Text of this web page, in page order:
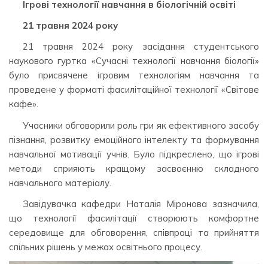
Ігрові технології навчання в біологічній освіті
21 травня 2024 року
21 травня 2024 року засідання студентського
наукового гуртка «Сучасні технології навчання біології»
було присвячене ігровим технологіям навчання та
проведене у форматі фасилітаційної технології «Світове
кафе».
Учасники обговорили роль гри як ефективного засобу
пізнання, розвитку емоційного інтелекту та формування
навчальної мотивації учнів. Було підкреслено, що ігрові
методи сприяють кращому засвоєнню складного
навчального матеріалу.
Завідувачка кафедри Наталія Міронова зазначила,
що технології фасилітації створюють комфортне
середовище для обговорення, співпраці та прийняття
спільних рішень у межах освітнього процесу.